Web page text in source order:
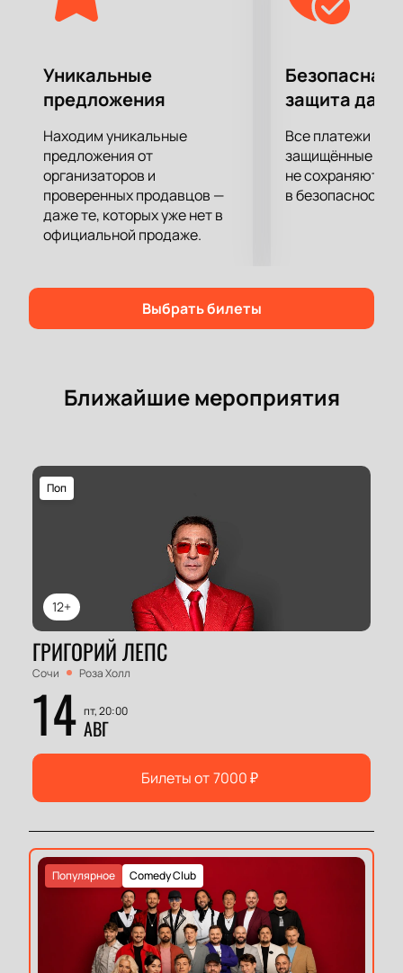
честный и актуальный юмор. На нашем сайте вы
сможете быстро оформить покупку билетов.
Посетите «Женский стендап» в Роза Холле и
убедитесь, что женский юмор может быть не
только смешным, но и по-настоящему глубоким и
актуальным.
Уникальные
предложения
Находим уникальные
предложения от
организаторов и
проверенных продавцов —
даже те, которых уже нет в
официальной продаже.
Безопасная
защита
Все платежи
защищённые
не сохраняются
в безопасности.
Выбрать билеты
Ближайшие мероприятия
12+
Поп
ГРИГОРИЙ ЛЕПС
Сочи Роза Холл
14 пт, 20:00
АВГ
Билеты от7000₽
Comedy Club
Популярное